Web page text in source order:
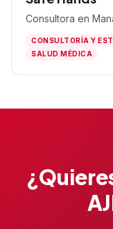
Consultora en
CONSULTORÍA Y
SALUD MÉDICA